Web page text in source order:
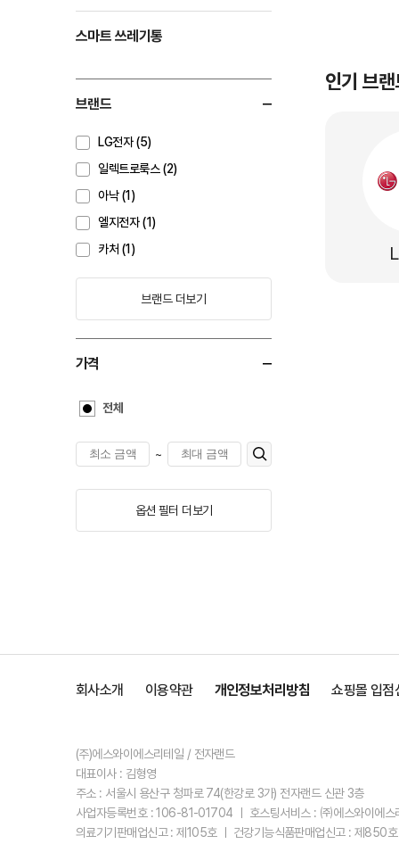
스마트 쓰레기통
브랜드
LG전자 (5)
일렉트로룩스 (2)
아낙 (1)
엘지전자 (1)
카처 (1)
브랜드 더보기
가격
전체
~
옵션 필터 더보기
인기 브
회사소개 이용약관 개인정보처리방침 쇼핑몰 입점
(주)에스와이에스리테일 / 전자랜드
대표이사 : 김형영
주소 : 서울시 용산구 청파로 74(한강로 3가) 전자랜드 신관 3층
사업자등록번호 : 106-81-01704 ㅣ 호스팅서비스 : ㈜에스와이에
의료기기판매업신고 : 제105호 ㅣ 건강기능식품판매업신고 : 제850